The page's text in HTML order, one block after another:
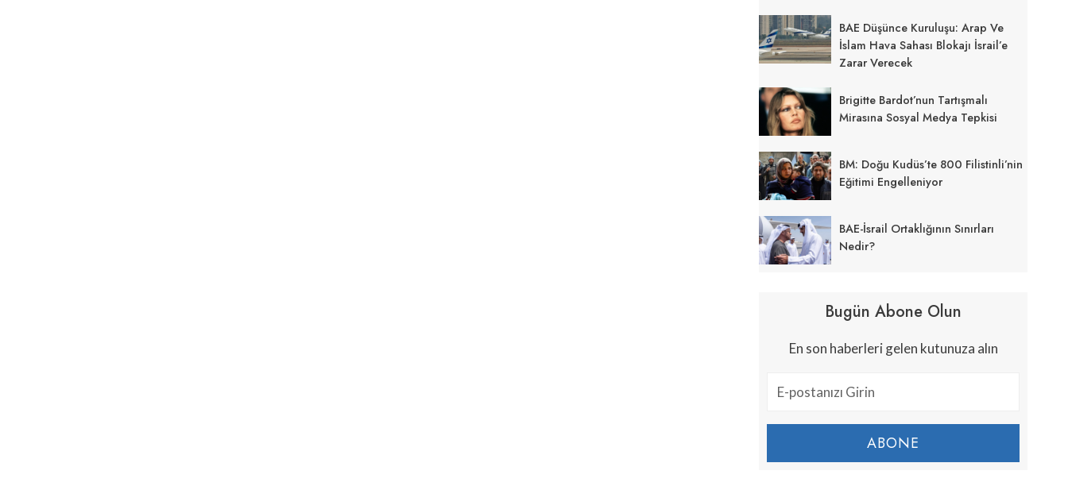
BAE Düşünce Kuruluşu: Arap Ve
İslam Hava Sahası Blokajı İsrail’e
Zarar Verecek
Brigitte Bardot’nun Tartışmalı
Mirasına Sosyal Medya Tepkisi
BM: Doğu Kudüs’te 800 Filistinli’nin
Eğitimi Engelleniyor
BAE-İsrail Ortaklığının Sınırları
Nedir?
Bugün Abone Olun
En son haberleri gelen kutunuza alın
ABONE